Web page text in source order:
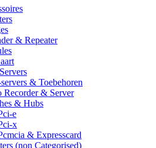
& Repeater
& Toebehoren
Recorder & Server
& Hubs
e
x
& Expresscard
(non Categorised)